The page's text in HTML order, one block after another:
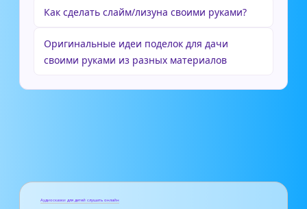
Как сделать слайм/лизуна своими руками?
Оригинальные идеи поделок для дачи
своими руками из разных материалов
Аудиосказки для детей слушать онлайн